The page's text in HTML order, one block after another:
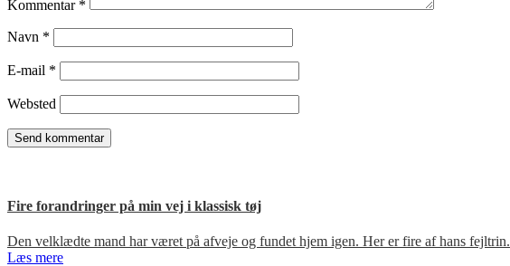
Kommentar *
Navn *
E-mail *
Websted
Fire forandringer på min vej i klassisk tøj
Den velklædte mand har været på afveje og fundet hjem igen. Her er fire af hans fejltrin.
Læs mere